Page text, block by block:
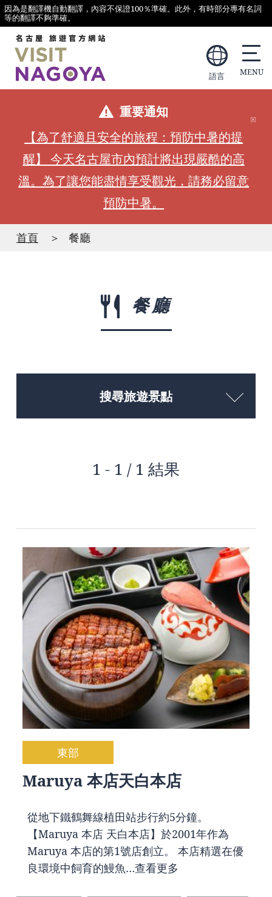
因為是翻譯機自動翻譯，內容不保證100％準確。此外，有時部分專有名詞
等的翻譯不夠準確。
語言
重要通知
【為了舒適且安全的旅程：預防中暑的提
醒】 今天名古屋市內預計將出現嚴酷的高
溫。為了讓您能盡情享受觀光，請務必留意
預防中暑。
首頁 餐廳
餐廳
搜尋旅遊景點
1 - 1 / 1 結果
東部
Maruya 本店天白本店
從地下鐵鶴舞線植田站步行約5分鐘。
【Maruya 本店 天白本店】於2001年作為
Maruya 本店的第1號店創立。 本店精選在優
良環境中飼育的鰻魚…查看更多